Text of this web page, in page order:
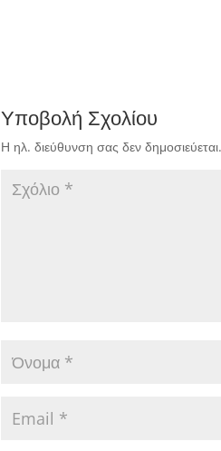
Υποβολή Σχολίου
Η ηλ. διεύθυνση σας δεν δημοσιεύεται.